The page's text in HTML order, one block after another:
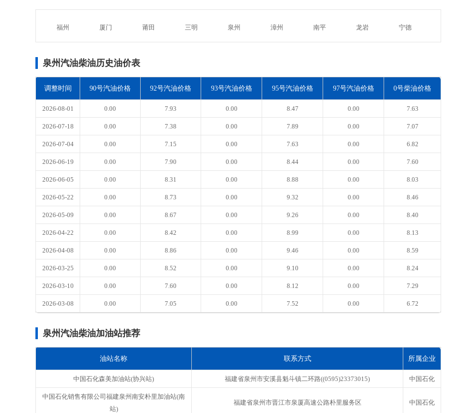
福州 厦门 莆田 三明 泉州 漳州 南平 龙岩 宁德
泉州汽油柴油历史油价表
调整时间 90号汽油价格 92号汽油价格 93号汽油价格 95号汽油价格 97号汽油价格 0号柴油价格
2026-08-01 0.00 7.93 0.00 8.47 0.00 7.63
2026-07-18 0.00 7.38 0.00 7.89 0.00 7.07
2026-07-04 0.00 7.15 0.00 7.63 0.00 6.82
2026-06-19 0.00 7.90 0.00 8.44 0.00 7.60
2026-06-05 0.00 8.31 0.00 8.88 0.00 8.03
2026-05-22 0.00 8.73 0.00 9.32 0.00 8.46
2026-05-09 0.00 8.67 0.00 9.26 0.00 8.40
2026-04-22 0.00 8.42 0.00 8.99 0.00 8.13
2026-04-08 0.00 8.86 0.00 9.46 0.00 8.59
2026-03-25 0.00 8.52 0.00 9.10 0.00 8.24
2026-03-10 0.00 7.60 0.00 8.12 0.00 7.29
2026-03-08 0.00 7.05 0.00 7.52 0.00 6.72
泉州汽油柴油加油站推荐
油站名称 联系方式 所属企业
中国石化森美加油站(协兴站) 福建省泉州市安溪县魁斗镇二环路((0595)23373015) 中国石化
中国石化销售有限公司福建泉州南安朴里加油站(南
站)
福建省泉州市晋江市泉厦高速公路朴里服务区 中国石化